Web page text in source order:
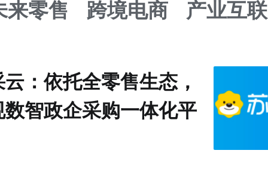
来零售 跨境电商 产业互
：依托全零售生态，
智政企采购一体化平